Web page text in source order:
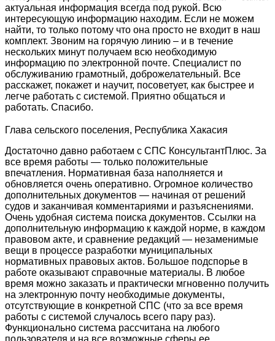
актуальная информация всегда под рукой. Всю
интересующую информацию находим. Если не можем
найти, то только потому что она просто не входит в наш
комплект. Звоним на горячую линию – и в течение
нескольких минут получаем всю необходимую
информацию по электронной почте. Специалист по
обслуживанию грамотный, доброжелательный. Все
расскажет, покажет и научит, посоветует, как быстрее и
легче работать с системой. Приятно общаться и
работать. Спасибо.
Глава сельского поселения, Республика Хакасия
Достаточно давно работаем с СПС КонсультантПлюс. За
все время работы — только положительные
впечатления. Нормативная база наполняется и
обновляется очень оперативно. Огромное количество
дополнительных документов — начиная от решений
судов и заканчивая комментариями и разъяснениями.
Очень удобная система поиска документов. Ссылки на
дополнительную информацию к каждой норме, в каждом
правовом акте, и сравнение редакций — незаменимые
вещи в процессе разработки муниципальных
нормативных правовых актов. Большое подспорье в
работе оказывают справочные материалы. В любое
время можно заказать и практически мгновенно получить
на электронную почту необходимые документы,
отсутствующие в конкретной СПС (что за все время
работы с системой случалось всего пару раз).
Функционально система рассчитана на любого
пользователя и на все возможные сферы ее